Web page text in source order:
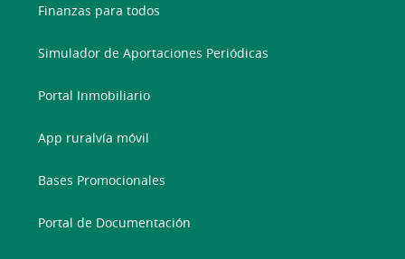
Finanzas para todos
Simulador de Aportaciones Periódicas
Portal Inmobiliario
App ruralvía móvil
Bases Promocionales
Portal de Documentación